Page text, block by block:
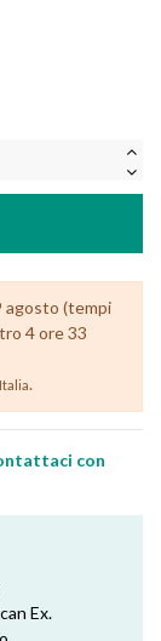
agosto (tempi
4 ore 33
.
con
Ex.